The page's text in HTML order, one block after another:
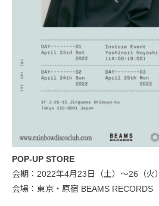
POP-UP STORE
会期：2022年4月23日（土）〜26（火）
会場：東京・原宿 BEAMS RECORDS